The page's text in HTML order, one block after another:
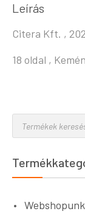
Leírás
Citera Kft. ,
18 oldal ,